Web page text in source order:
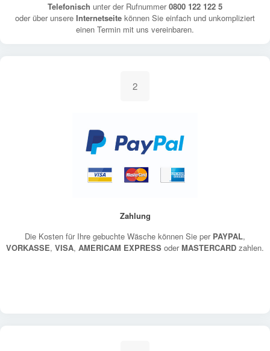
Telefonisch unter der Rufnummer0800 122 122 5
oder über unsere Internetseite können Sie einfach und unkompliziert
einen Termin mit uns vereinbaren.
2
Zahlung
Die Kosten für Ihre gebuchte Wäsche können Sie per PAYPAL,
VORKASSE, VISA, AMERICAM EXPRESS oderMASTERCARD zahlen.